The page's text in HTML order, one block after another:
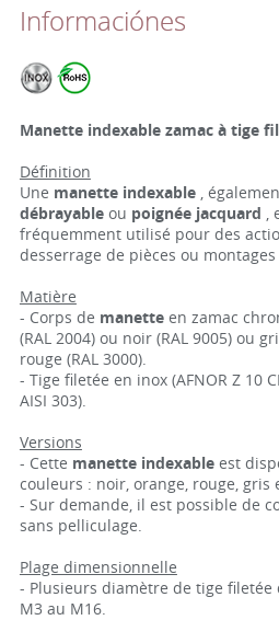
Informaciónes
Manette indexable zamac à tige
Définition
Une manette indexable,
débrayable ou poignée jacquard ,
fréquemment utilisé pour des
desserrage de pièces ou
Matière
- Corps de manetteen zamac
(RAL 2004) ou noir (RAL 9005) ou
rouge (RAL 3000).
- Tige filetée en inox (AFNOR Z 10
AISI 303).
Versions
- Cette manette indexableest
couleurs : noir, orange, rouge, gris
- Sur demande, il est possible de
sans pelliculage.
Plage dimensionnelle
- Plusieurs diamètre de tige
M3 au M16.